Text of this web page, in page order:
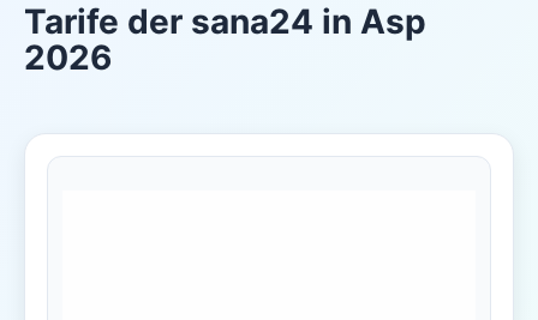
Tarife der sana24 in Asp
2026